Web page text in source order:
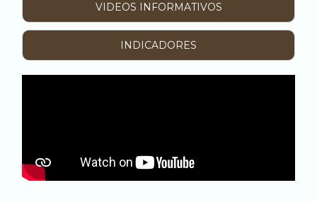
VIDEOS INFORMATIVOS
INDICADORES